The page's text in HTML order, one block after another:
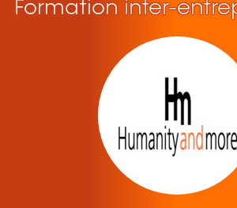
Formation inter-